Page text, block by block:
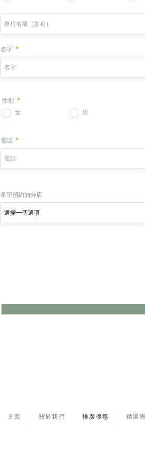
名字
性別 *
女
男
電話
希望預約的分店
主頁 關於我們 推廣優惠 精選